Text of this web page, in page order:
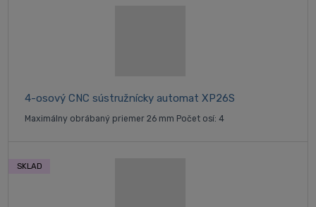
4-osový CNC sústružnícky automat XP26S
Maximálny obrábaný priemer 26 mm Počet osí: 4
SKLAD